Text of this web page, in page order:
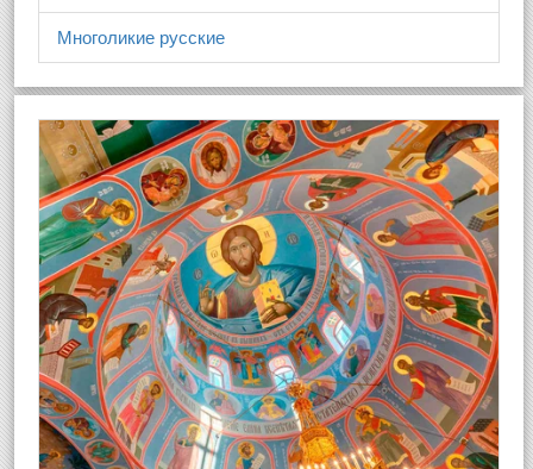
Многоликие русские